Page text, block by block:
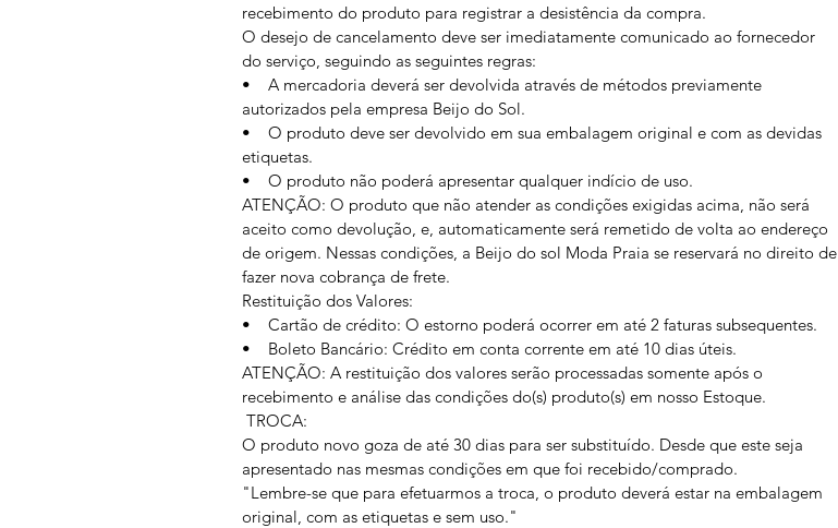
recebimento do produto para registrar a desistência da compra.
O desejo de cancelamento deve ser imediatamente comunicado ao fornecedor
do serviço, seguindo as seguintes regras:
• A mercadoria deverá ser devolvida através de métodos previamente
autorizados pela empresa Beijo do Sol.
• O produto deve ser devolvido em sua embalagem original e com as devidas
etiquetas.
• O produto não poderá apresentar qualquer indício de uso.
ATENÇÃO: O produto que não atender as condições exigidas acima, não será
aceito como devolução, e, automaticamente será remetido de volta ao endereço
de origem. Nessas condições, a Beijo do sol Moda Praia se reservará no direito de
fazer nova cobrança de frete.
Restituição dos Valores:
• Cartão de crédito: O estorno poderá ocorrer em até 2 faturas subsequentes.
• Boleto Bancário: Crédito em conta corrente em até 10 dias úteis.
ATENÇÃO: A restituição dos valores serão processadas somente após o
recebimento e análise das condições do(s) produto(s) em nosso Estoque.
TROCA:
O produto novo goza de até 30 dias para ser substituído. Desde que este seja
apresentado nas mesmas condições em que foi recebido/comprado.
"Lembre-se que para efetuarmos a troca, o produto deverá estar na embalagem
original, com as etiquetas e sem uso."